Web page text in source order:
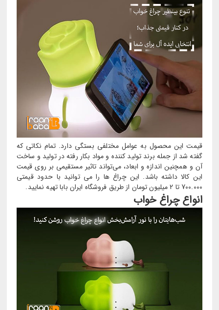
قیمت این محصول به عوامل مختلفی بستگی دارد. تمام نکاتی که
گفته شد از جمله برند تولید کننده و مواد بکار رفته در تولید و ساخت
آن و همچنین اندازه و ابعاد، می‌تواند تاثیر مستقیمی بر روی قیمت
این کالا داشته باشد. این چراغ ها را می توانید با حدود قیمتی
700.000 تا 2 میلیون تومان از طریق فروشگاه ایران بابا تهیه نمایید.
انواع چراغ خواب